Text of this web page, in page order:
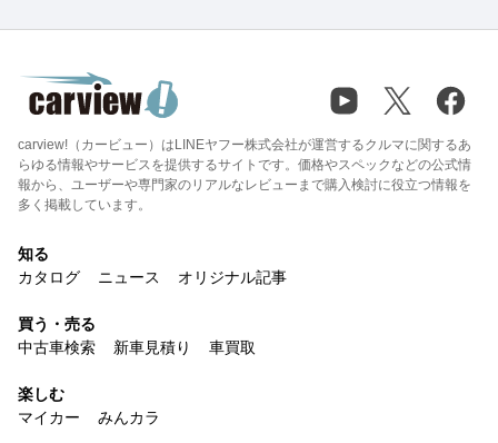
carview!（カービュー）はLINEヤフー株式会社が運営するクルマに関するあ
らゆる情報やサービスを提供するサイトです。価格やスペックなどの公式情
報から、ユーザーや専門家のリアルなレビューまで購入検討に役立つ情報を
多く掲載しています。
知る
カタログ
ニュース オリジナル記事
買う・売る
中古車検索
新車見積り 車買取
楽しむ
マイカー
みんカラ